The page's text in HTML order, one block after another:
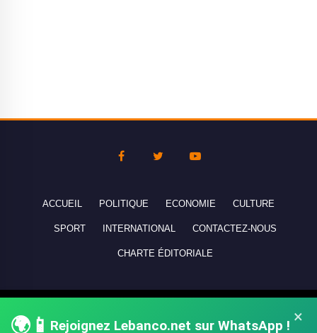
×
🌍📱 Rejoignez Lebanco.net sur WhatsApp !
ACCUEIL POLITIQUE ECONOMIE CULTURE
SPORT INTERNATIONAL CONTACTEZ-NOUS
CHARTE ÉDITORIALE
réservés - All rights reserved.